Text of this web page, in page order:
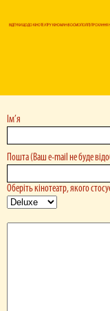
ВІДГУКИ ЩОДО КІНОТЕАТРУ КІНОМАН (КОСМОПОЛІТ) ПРОХАННЯ
Ім’я
Пошта (Ваш e-mail не буде
Оберіть кінотеатр, якого